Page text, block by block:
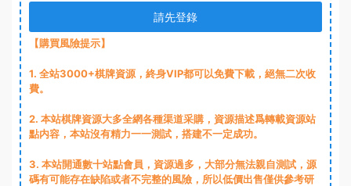
請先登錄
【購買風險提示】
1. 全站3000+棋牌資源，終身VIP都可以免費下載，絕無二次收
費。
2. 本站棋牌資源大多全網各種渠道采購，資源描述爲轉載資源站
點内容，本站沒有精力一一測試，搭建不一定成功。
3. 本站開通數十站點會員，資源過多，大部分無法親自測試，源
碼有可能存在缺陷或者不完整的風險，所以低價出售僅供參考研